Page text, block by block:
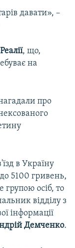
давати», –
, що,
на
про
в Україну
5100 гривень,
осіб, то
відділу з
інформації
Демченко.